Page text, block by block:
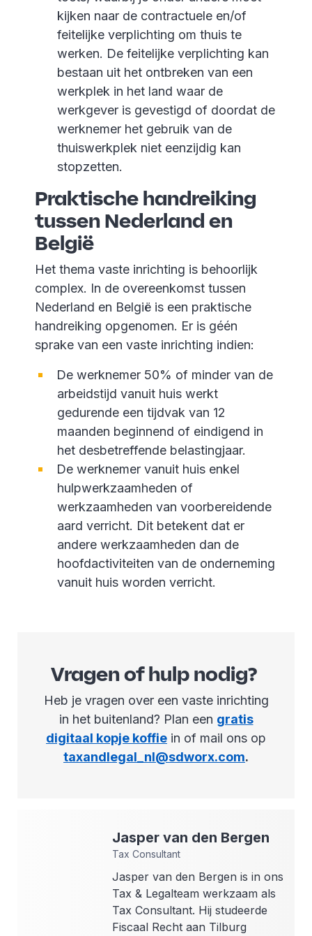
kijken naar de contractuele en/of
feitelijke verplichting om thuis te
werken. De feitelijke verplichting kan
bestaan uit het ontbreken van een
werkplek in het land waar de
werkgever is gevestigd of doordat de
werknemer het gebruik van de
thuiswerkplek niet eenzijdig kan
stopzetten.
Praktische handreiking
tussen Nederland en
België
Het thema vaste inrichting is behoorlijk
complex. In de overeenkomst tussen
Nederland en België is een praktische
handreiking opgenomen. Er is géén
sprake van een vaste inrichting indien:
De werknemer 50% of minder van de
arbeidstijd vanuit huis werkt
gedurende een tijdvak van 12
maanden beginnend of eindigend in
het desbetreffende belastingjaar.
De werknemer vanuit huis enkel
hulpwerkzaamheden of
werkzaamheden van voorbereidende
aard verricht. Dit betekent dat er
andere werkzaamheden dan de
hoofdactiviteiten van de onderneming
vanuit huis worden verricht.
Vragen of hulp nodig?
Heb je vragen over een vaste inrichting
in het buitenland? Plan een gratis
digitaal kopje koffie in of mail ons op
taxandlegal_nl@sdworx.com.
Jasper van den Bergen
Tax Consultant
Jasper van den Bergen is in ons
Tax & Legalteam werkzaam als
Tax Consultant. Hij studeerde
Fiscaal Recht aan Tilburg